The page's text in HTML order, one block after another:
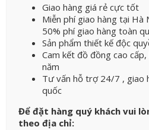
Giao hàng giá rẻ cực tốt
Miễn phí giao hàng tại
50% phí giao hàng toàn
Sản phẩm thiết kế độc
Cam kết đồ đồng cao
năm
Tư vấn hỗ trợ 24/7 , giao
quốc
Để đặt hàng quý khách vui
theo địa chỉ: